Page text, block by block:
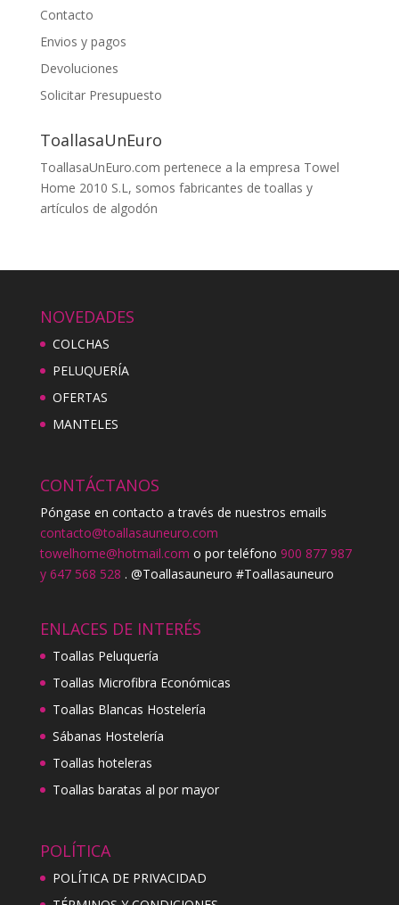
Contacto
Envios y pagos
Devoluciones
Solicitar Presupuesto
ToallasaUnEuro
ToallasaUnEuro.com pertenece a la empresa Towel
Home 2010 S.L, somos fabricantes de toallas y
artículos de algodón
NOVEDADES
COLCHAS
PELUQUERÍA
OFERTAS
MANTELES
CONTÁCTANOS
Póngase en contacto a través de nuestros emails
contacto@toallasauneuro.com
towelhome@hotmail.com o por teléfono 900 877 987
y 647 568 528 . @Toallasauneuro #Toallasauneuro
ENLACES DE INTERÉS
Toallas Peluquería
Toallas Microfibra Económicas
Toallas Blancas Hostelería
Sábanas Hostelería
Toallas hoteleras
Toallas baratas al por mayor
POLÍTICA
POLÍTICA DE PRIVACIDAD